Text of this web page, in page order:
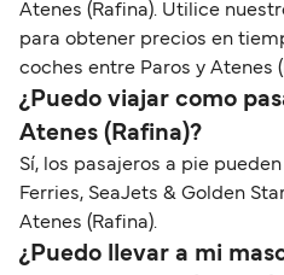
Atenes (Rafina). Utilice
para obtener precios en
coches entre Paros y Atenes
¿Puedo viajar como
Atenes (Rafina)?
Sí, los pasajeros a pie
Ferries, SeaJets & Golden
Atenes (Rafina).
¿Puedo llevar a mi